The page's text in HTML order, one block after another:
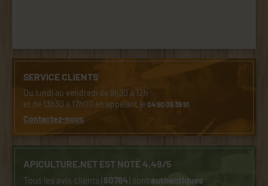
SERVICE CLIENTS
Du lundi au vendredi de 8h30 à 12h
et de 13h30 à 17h00 en appelant le04 90 06 39 91
Contactez-nous
APICULTURE.NET EST NOTÉ 4.49/5
Tous les avis clients (60784) sontauthentiques